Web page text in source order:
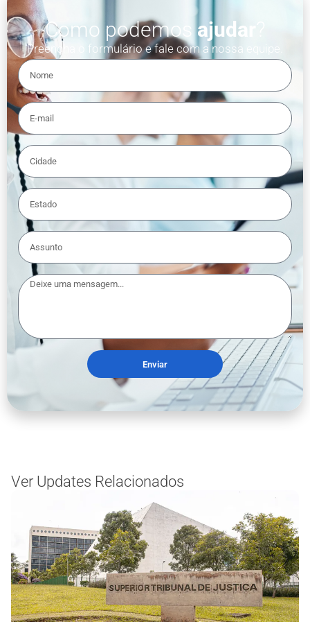
Como podemos ajudar
Preencha o formulário e fale com a nossa equipe.
Enviar
Ver Updates Relacionados